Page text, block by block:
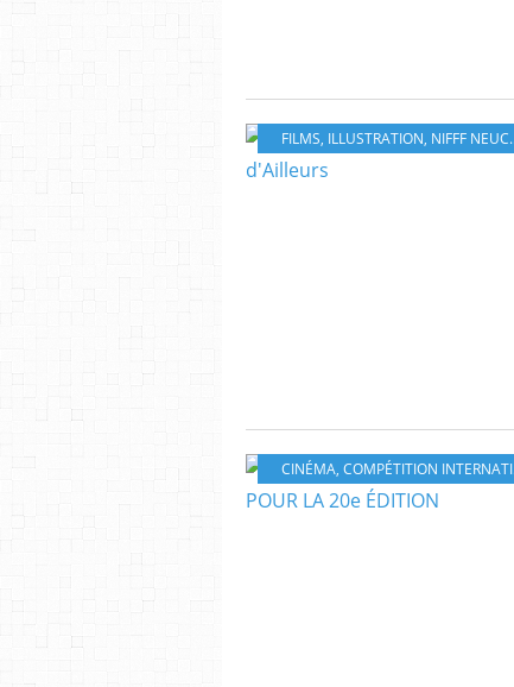
FILMS, ILLUSTRATION, NIFFF NEUCHATEL SUISSE
CINÉMA, COMPÉTITION INTERNATIONALE